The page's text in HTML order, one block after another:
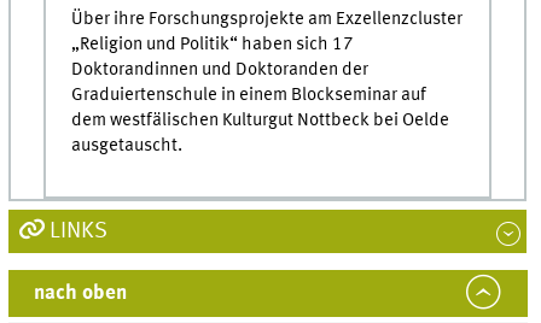
Über ihre Forschungsprojekte am Exzellenzcluster
„Religion und Politik“ haben sich 17
Doktorandinnen und Doktoranden der
Graduiertenschule in einem Blockseminar auf
dem westfälischen Kulturgut Nottbeck bei Oelde
ausgetauscht.
LINKS
nach oben